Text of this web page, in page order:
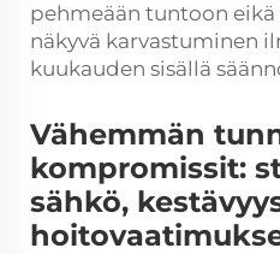
pehmeään tuntoon eikä
näkyvä karvastuminen
kuukauden sisällä
Vähemmän
kompromissit:
sähkö,